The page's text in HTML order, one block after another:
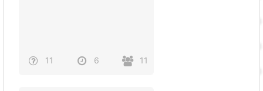
11 6 11